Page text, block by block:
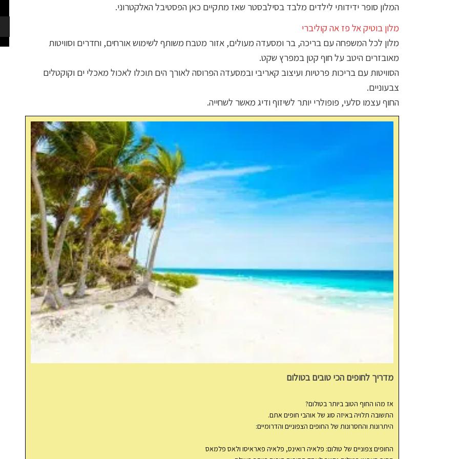
המלון סופר ידידותי לילדים מלבד בסילבסטר שאז מתקיים כאן הפסטיבל האלקטרוני.
מלון בוטיק אל פז אה קוליברי
מלון לכל המשפחה עם בריכה, בר ומסעדה מעולים, אזור מטבח משותף לשימוש אורחים, וחדרים וסוויטות
מאובזרים היטב על חוף קטן במפרץ שקט.
הסוויטות עם בריכות פרטיות ועיצוב קאריבי ובמסעדה הפרוסה לאורך הים תוכלו לאכול מאכלי ים וקוקטלים
צבעוניים.
החוף עצמו סלעי, פופולרי יותר לשיזוף ודיג מאשר לשחייה.
מדריך לחופים הכי טובים בטולום
אז מהו החוף הטוב ביותר בטולום?
התשובה תלויה באיזה סוג של אוהבי חופים אתם.
היתרונות והחסרונות של החופים הצפוניים והדרומיים:
החופים צפוניים של טולום: פלאיה רואינס, פלאיה פאראיסו ולאס פלמאס